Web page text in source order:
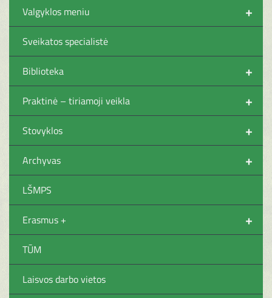
+
Valgyklos meniu
Sveikatos specialistė
+
Biblioteka
+
Praktinė – tiriamoji veikla
+
Stovyklos
+
Archyvas
LŠMPS
+
Erasmus +
TŪM
Laisvos darbo vietos